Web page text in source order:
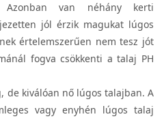
van néhány kerti
jól érzik magukat lúgos
értelemszerűen nem tesz jót
fogva csökkenti a talaj PH
de kiválóan nő lúgos talajban. A
vagy enyhén lúgos talaj